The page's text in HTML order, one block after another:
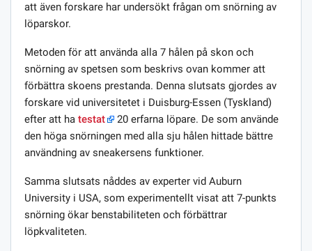
att även forskare har undersökt frågan om snörning av
löparskor.
Metoden för att använda alla 7 hålen på skon och
snörning av spetsen som beskrivs ovan kommer att
förbättra skoens prestanda. Denna slutsats gjordes av
forskare vid universitetet i Duisburg-Essen (Tyskland)
efter att ha testat
20 erfarna löpare. De som använde
den höga snörningen med alla sju hålen hittade bättre
användning av sneakersens funktioner.
Samma slutsats nåddes av experter vid Auburn
University i USA, som experimentellt visat att 7-punkts
snörning ökar benstabiliteten och förbättrar
löpkvaliteten.